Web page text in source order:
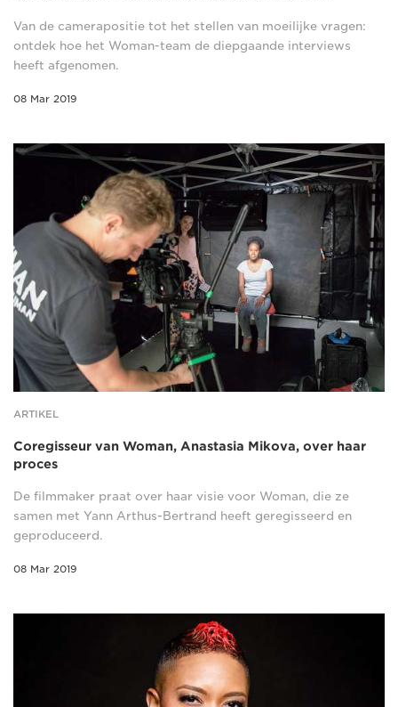
Van de camerapositie tot het stellen van moeilijke vragen:
ontdek hoe het Woman-team de diepgaande interviews
heeft afgenomen.
08 Mar 2019
ARTIKEL
Coregisseur van Woman, Anastasia Mikova, over haar
proces
De filmmaker praat over haar visie voor Woman, die ze
samen met Yann Arthus-Bertrand heeft geregisseerd en
geproduceerd.
08 Mar 2019